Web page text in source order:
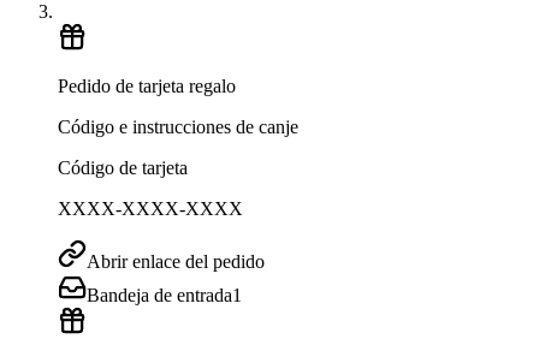
Pedido de tarjeta regalo
Código e instrucciones de canje
Código de tarjeta
XXXX-XXXX-XXXX
Abrir enlace del pedido
Bandeja de entrada1